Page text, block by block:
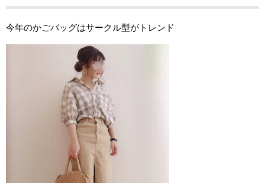
今年のかごバッグはサークル型がトレンド